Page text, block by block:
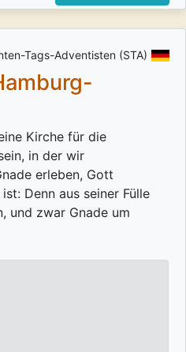
Tags-Adventisten (STA)
Kirche für die
in der wir
erleben, Gott
Denn aus seiner Fülle
und zwar Gnade um